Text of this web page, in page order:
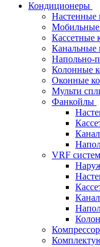
Кондиционеры
Настенные
Кассетные
Канальные
Напольно-
Колонные
Оконные
Мульти
Фанкойлы
VRF